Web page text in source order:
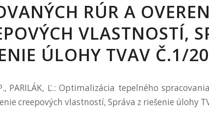
RÚR A
VLASTNOSTÍ,
ÚLOHY TVAV Č.1/
PARILÁK, Ľ.: Optimalizácia tepelného
creepových vlastností, Správa z riešenie úlohy